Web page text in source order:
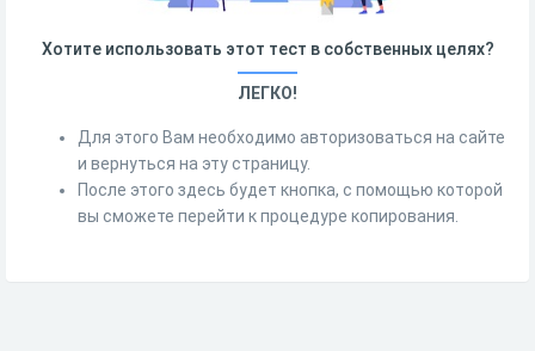
Хотите использовать этот тест в собственных целях?
ЛЕГКО!
Для этого Вам необходимо авторизоваться на сайте
и вернуться на эту страницу.
После этого здесь будет кнопка, с помощью которой
вы сможете перейти к процедуре копирования.